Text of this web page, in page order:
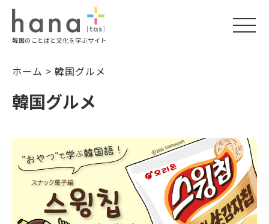
韓国のことばと文化を学ぶサイト
ホーム > 韓国グルメ
韓国グルメ